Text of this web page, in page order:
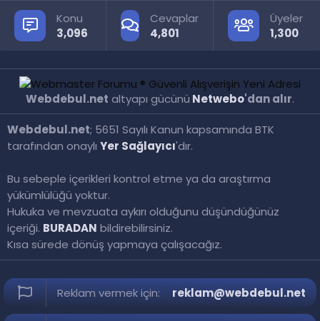
Konu
3,096
Cevaplar
4,801
Üyeler
1,300
Webdebul.net; 5651 Sayılı Kanun kapsamında BTK
tarafından onaylı Yer Sağlayıcı'dır.
Bu sebeple içerikleri kontrol etme ya da araştırma
yükümlülüğü yoktur.
Hukuka ve mevzuata aykırı olduğunu düşündüğünüz
içeriği. BURADAN bildirebilirsiniz.
Kısa sürede dönüş yapmaya çalışacağız.
Webdebul.net altyapı gücünü Netwebo'dan alır.
Reklam vermek için: reklam@webdebul.net